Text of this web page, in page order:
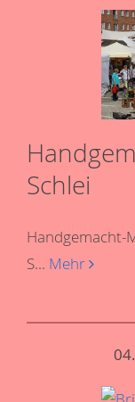
Schlei
Handgemacht-
S... Mehr